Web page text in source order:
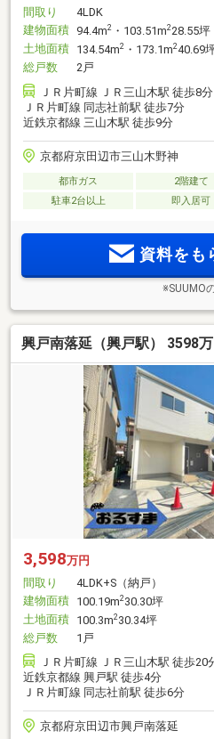
間取り
4LDK
建物面積 94.4m2 ・103.51m228.55坪
土地面積 134.54m2 ・173.1m240.69
総戸数
2戸
ＪＲ片町線 ＪＲ三山木駅 徒歩8分
ＪＲ片町線 同志社前駅 徒歩7分
近鉄京都線 三山木駅 徒歩9分
京都府京田辺市三山木野神
都市ガス 2階建て
駐車2台以上
即入居可
資料をも
※SUUMO
興戸南落延（興戸駅） 3598万
3,598万円
間取り
4LDK+S（納戸）
建物面積 100.19m2 30.30坪
土地面積 100.3m2 30.34坪
総戸数
1戸
ＪＲ片町線 ＪＲ三山木駅 徒歩20
近鉄京都線 興戸駅 徒歩4分
ＪＲ片町線 同志社前駅 徒歩6分
京都府京田辺市興戸南落延